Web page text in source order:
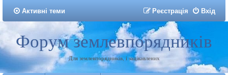
Активні теми Вхід
Реєстрація
Реєстрація
Форум землевпорядників
Для землевпорядників, і зацікавлених